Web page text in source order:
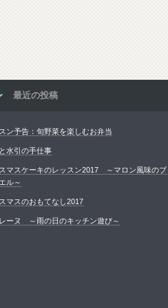
最近の投稿
ン予告：旬野菜を楽しむお弁当
水引の手仕事
マスケーキのレッスン2017 ～マロン風味のブ
ル～
マスのおもてなし2017
ーヌ ～雨の日のキッチン遊び～